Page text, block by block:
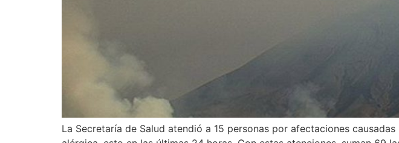
La Secretaría de Salud atendió a 15 personas por afectaciones